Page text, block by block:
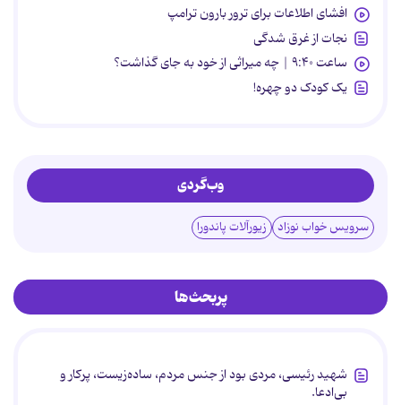
افشای اطلاعات برای ترور بارون ترامپ
نجات از غرق شدگی
ساعت ۹:۴۰ | چه میراثی از خود به جای گذاشت؟
یک کودک دو چهره!
وب‌گردی
سرویس خواب نوزاد زیورآلات پاندورا
پربحث‌ها
شهید رئیسی، مردی بود از جنس مردم، ساده‌زیست، پرکار و
بی‌ادعا.